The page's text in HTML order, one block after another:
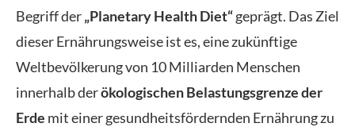
Begriff der„Planetary Health Diet“geprägt. Das Ziel
dieser Ernährungsweise ist es, eine zukünftige
Weltbevölkerung von 10 Milliarden Menschen
innerhalb derökologischen Belastungsgrenze der
Erde mit einer gesundheitsfördernden Ernährung zu